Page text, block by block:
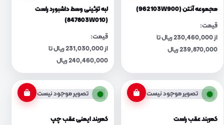
مجموعه آنتن (962103W900)
قیمت:
از 230,460,000 ریال تا
239,870,000 ریال
لبه تزئینی وسط داشبورد راست
(847803W010)
قیمت:
از 231,030,000 ریال تا
240,460,000 ریال
تصویر موجود نیست
کمربند عقب راست
تصویر موجود نیست
کمربند ایمنی عقب چپ